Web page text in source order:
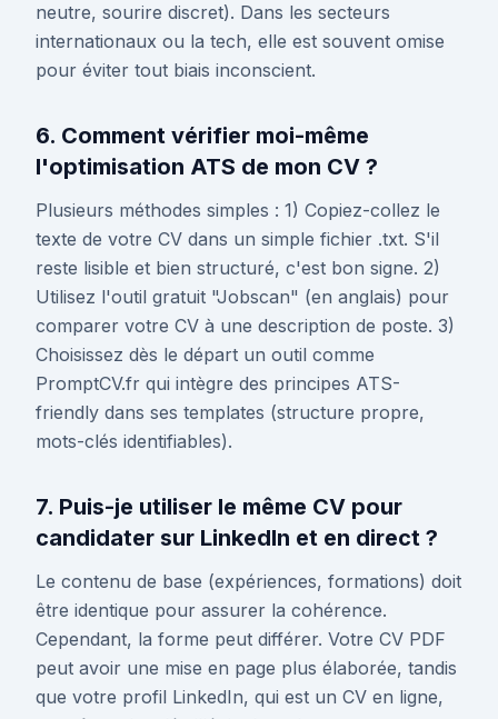
neutre, sourire discret). Dans les secteurs
internationaux ou la tech, elle est souvent omise
pour éviter tout biais inconscient.
6. Comment vérifier moi-même
l'optimisation ATS de mon CV ?
Plusieurs méthodes simples : 1) Copiez-collez le
texte de votre CV dans un simple fichier .txt. S'il
reste lisible et bien structuré, c'est bon signe. 2)
Utilisez l'outil gratuit "Jobscan" (en anglais) pour
comparer votre CV à une description de poste. 3)
Choisissez dès le départ un outil comme
PromptCV.fr qui intègre des principes ATS-
friendly dans ses templates (structure propre,
mots-clés identifiables).
7. Puis-je utiliser le même CV pour
candidater sur LinkedIn et en direct ?
Le contenu de base (expériences, formations) doit
être identique pour assurer la cohérence.
Cependant, la forme peut différer. Votre CV PDF
peut avoir une mise en page plus élaborée, tandis
que votre profil LinkedIn, qui est un CV en ligne,